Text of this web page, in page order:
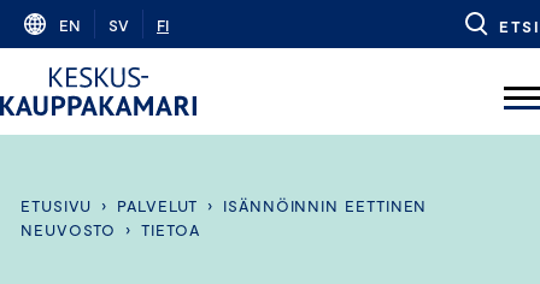
Skip
content
EN SV FI ETSI
ETUSIVU › PALVELUT ›
ISÄNNÖINNIN EETTINEN
NEUVOSTO
› TIETOA